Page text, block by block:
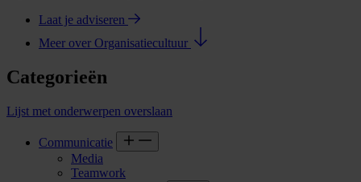
Laat je adviseren
Meer over Organisatiecultuur
Categorieën
Lijst met onderwerpen overslaan
Communicatie
Media
Teamwork